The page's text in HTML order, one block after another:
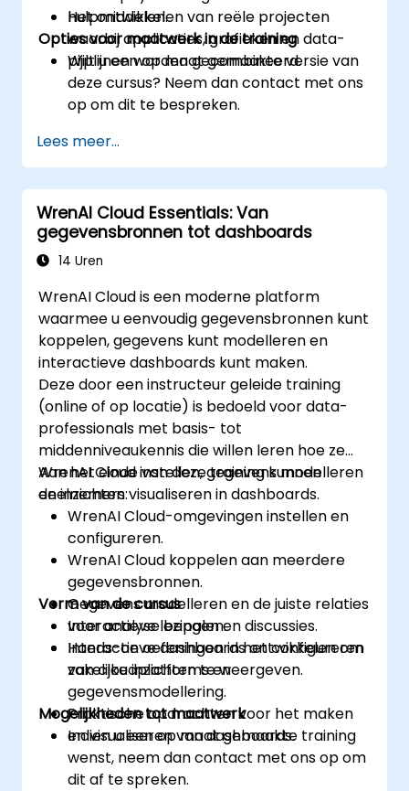
hulpmiddelen.
Het ontwikkelen van reële projecten
waarbij applicaties, grafieken en data-
pijplijnen worden gecombineerd.
Opties voor maatwerk in de training
Wilt u een op maat gemaakte versie van
deze cursus? Neem dan contact met ons
op om dit te bespreken.
Lees meer...
WrenAI Cloud Essentials: Van
gegevensbronnen tot dashboards
14 Uren
WrenAI Cloud is een moderne platform
waarmee u eenvoudig gegevensbronnen kunt
koppelen, gegevens kunt modelleren en
interactieve dashboards kunt maken.
Deze door een instructeur geleide training
(online of op locatie) is bedoeld voor data-
professionals met basis- tot
middenniveaukennis die willen leren hoe ze
WrenAI Cloud instellen, gegevens modelleren
en inzichten visualiseren in dashboards.
Aan het einde van deze training kunnen
deelnemers:
WrenAI Cloud-omgevingen instellen en
configureren.
WrenAI Cloud koppelen aan meerdere
gegevensbronnen.
Gegevens modelleren en de juiste relaties
voor analyse bepalen.
Interactieve dashboards ontwikkelen om
zakelijke inzichten te weergeven.
Vorm van de cursus
Interactieve lezingen en discussies.
Hands-on oefeningen in het configureren
van cloudplatforms en
gegevensmodellering.
Praktische opdrachten voor het maken
en visualiseren van dashboards.
Mogelijkheden tot maatwerk
Indien u een op maat gemaakte training
wenst, neem dan contact met ons op om
dit af te spreken.